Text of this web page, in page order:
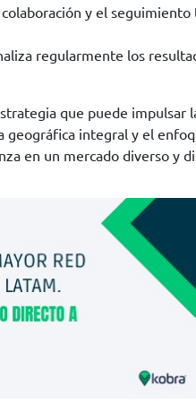
y el
regularmente los
que puede impulsar
geográfica integral y el
en un mercado diverso y